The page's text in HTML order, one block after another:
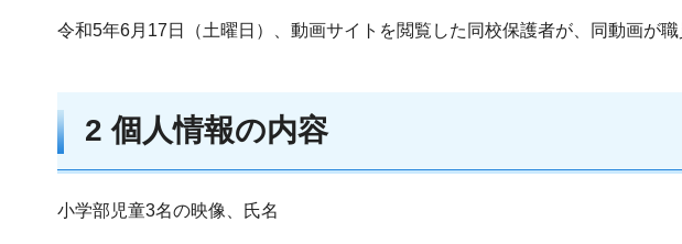
令和5年6月17日（土曜日）、動画サイトを閲覧した同校保護者が、同動画が
2 個人情報の内容
小学部児童3名の映像、氏名